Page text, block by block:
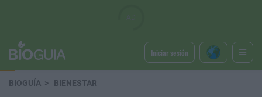
Iniciar sesión
BIOGUÍA BIENESTAR